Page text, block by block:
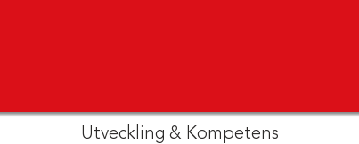
Utveckling & Kompetens